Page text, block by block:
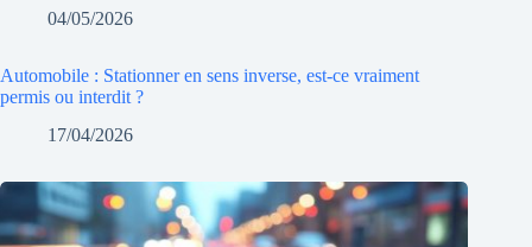
04/05/2026
Automobile : Stationner en sens inverse, est-ce vraiment
permis ou interdit ?
17/04/2026